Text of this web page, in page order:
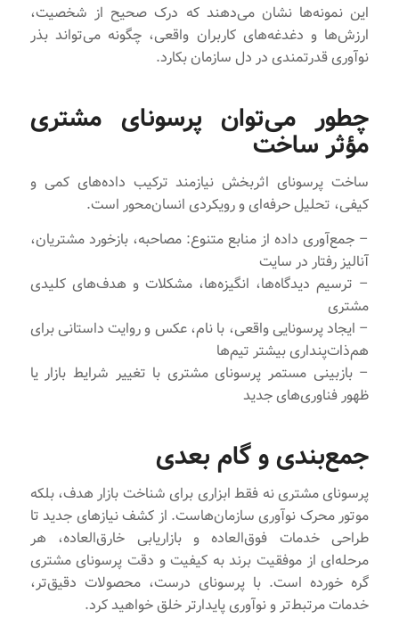
این نمونه‌ها نشان می‌دهند که درک صحیح از شخصیت،
ارزش‌ها و دغدغه‌های کاربران واقعی، چگونه می‌تواند بذر
نوآوری قدرتمندی در دل سازمان بکارد.
چطور می‌توان پرسونای مشتری
مؤثر ساخت
ساخت پرسونای اثربخش نیازمند ترکیب داده‌های کمی و
کیفی، تحلیل حرفه‌ای و رویکردی انسان‌محور است.
– جمع‌آوری داده از منابع متنوع: مصاحبه، بازخورد مشتریان،
آنالیز رفتار در سایت
– ترسیم دیدگاه‌ها، انگیزه‌ها، مشکلات و هدف‌های کلیدی
مشتری
– ایجاد پرسونایی واقعی، با نام، عکس و روایت داستانی برای
هم‌ذات‌پنداری بیشتر تیم‌ها
– بازبینی مستمر پرسونای مشتری با تغییر شرایط بازار یا
ظهور فناوری‌های جدید
جمع‌بندی و گام بعدی
پرسونای مشتری نه فقط ابزاری برای شناخت بازار هدف، بلکه
موتور محرک نوآوری سازمان‌هاست. از کشف نیازهای جدید تا
طراحی خدمات فوق‌العاده و بازاریابی خارق‌العاده، هر
مرحله‌ای از موفقیت برند به کیفیت و دقت پرسونای مشتری
گره خورده است. با پرسونای درست، محصولات دقیق‌تر،
خدمات مرتبط‌تر و نوآوری پایدارتر خلق خواهید کرد.